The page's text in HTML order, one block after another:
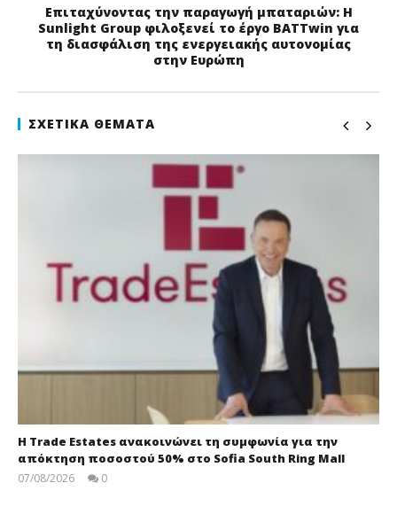
Επιταχύνοντας την παραγωγή μπαταριών: Η
Sunlight Group φιλοξενεί το έργο BATTwin για
τη διασφάλιση της ενεργειακής αυτονομίας
στην Ευρώπη
ΣΧΕΤΙΚΆ ΘΈΜΑΤΑ
Η Trade Estates ανακοινώνει τη συμφωνία για την
απόκτηση ποσοστού 50% στο Sofia South Ring Mall
07/08/2026 0